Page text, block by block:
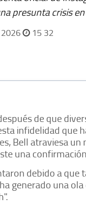
presunta crisis
15 32
de que
infidelidad que
Bell atraviesa
una
debido a
generado una